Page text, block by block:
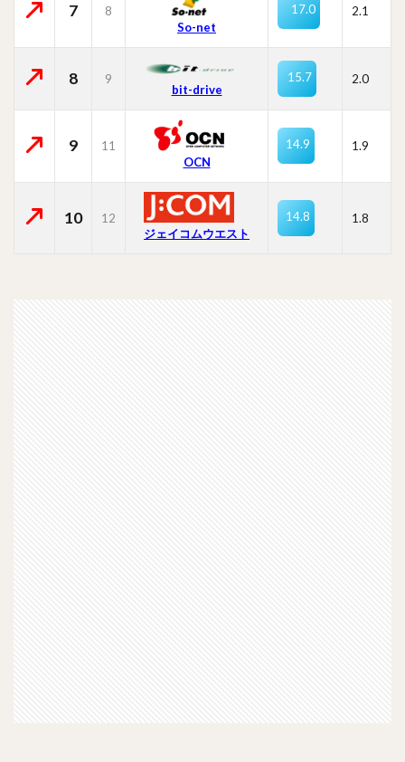
7
8
So-net
17.0 2.1
8 9
bit-drive
15.7 2.0
9
11
OCN
14.9 1.9
10
12
ジェイコムウエスト
14.8 1.8